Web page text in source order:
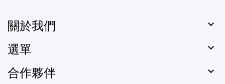
關於我們 
選單 
合作夥伴 